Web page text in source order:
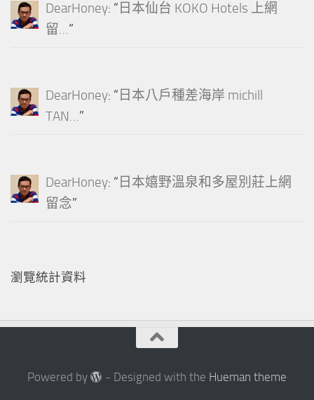
DearHoney: “ 日本仙台 KOKO Hotels 上網
留…”
DearHoney: “ 日本八戶種差海岸 michill
TAN…”
DearHoney: “ 日本嬉野溫泉和多屋別莊上網
留念”
瀏覽統計資料
Powered by - Designed with the Hueman theme